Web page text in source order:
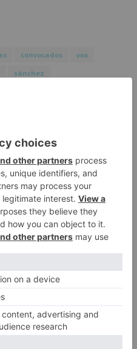
convocados
vox
sánchez
(PSOE) denuncia que la
del Castillo responde a
foto” y no a la culminación
del proyecto
poblado de El Encuentro de
a punto de culminar su
proceso de realojo
Un libro rescata la historia y
del pueblo burgalés de
Burgos tramita más de 200